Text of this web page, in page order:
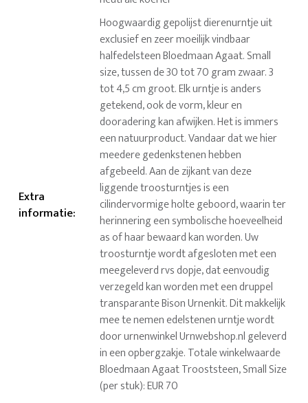
Extra
informatie:
Hoogwaardig gepolijst dierenurntje uit
exclusief en zeer moeilijk vindbaar
halfedelsteen Bloedmaan Agaat. Small
size, tussen de 30 tot 70 gram zwaar. 3
tot 4,5 cm groot. Elk urntje is anders
getekend, ook de vorm, kleur en
dooradering kan afwijken. Het is immers
een natuurproduct. Vandaar dat we hier
meedere gedenkstenen hebben
afgebeeld. Aan de zijkant van deze
liggende troosturntjes is een
cilindervormige holte geboord, waarin ter
herinnering een symbolische hoeveelheid
as of haar bewaard kan worden. Uw
troosturntje wordt afgesloten met een
meegeleverd rvs dopje, dat eenvoudig
verzegeld kan worden met een druppel
transparante Bison Urnenkit. Dit makkelijk
mee te nemen edelstenen urntje wordt
door urnenwinkel Urnwebshop.nl geleverd
in een opbergzakje. Totale winkelwaarde
Bloedmaan Agaat Trooststeen, Small Size
(per stuk): EUR 70